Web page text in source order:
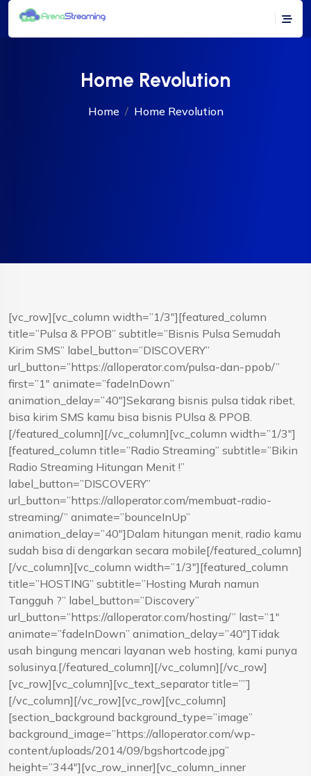
Home Revolution
Home Home Revolution
[vc_row][vc_column width=”1/3″][featured_column
title=”Pulsa & PPOB” subtitle=”Bisnis Pulsa Semudah
Kirim SMS” label_button=”DISCOVERY”
url_button=”https://alloperator.com/pulsa-dan-ppob/”
first=”1″ animate=”fadeInDown”
animation_delay=”40″]Sekarang bisnis pulsa tidak ribet,
bisa kirim SMS kamu bisa bisnis PUlsa & PPOB.
[/featured_column][/vc_column][vc_column width=”1/3″]
[featured_column title=”Radio Streaming” subtitle=”Bikin
Radio Streaming Hitungan Menit !”
label_button=”DISCOVERY”
url_button=”https://alloperator.com/membuat-radio-
streaming/” animate=”bounceInUp”
animation_delay=”40″]Dalam hitungan menit, radio kamu
sudah bisa di dengarkan secara mobile[/featured_column]
[/vc_column][vc_column width=”1/3″][featured_column
title=”HOSTING” subtitle=”Hosting Murah namun
Tangguh ?” label_button=”Discovery”
url_button=”https://alloperator.com/hosting/” last=”1″
animate=”fadeInDown” animation_delay=”40″]Tidak
usah bingung mencari layanan web hosting, kami punya
solusinya.[/featured_column][/vc_column][/vc_row]
[vc_row][vc_column][vc_text_separator title=””]
[/vc_column][/vc_row][vc_row][vc_column]
[section_background background_type=”image”
background_image=”https://alloperator.com/wp-
content/uploads/2014/09/bgshortcode.jpg”
height=”344″][vc_row_inner][vc_column_inner